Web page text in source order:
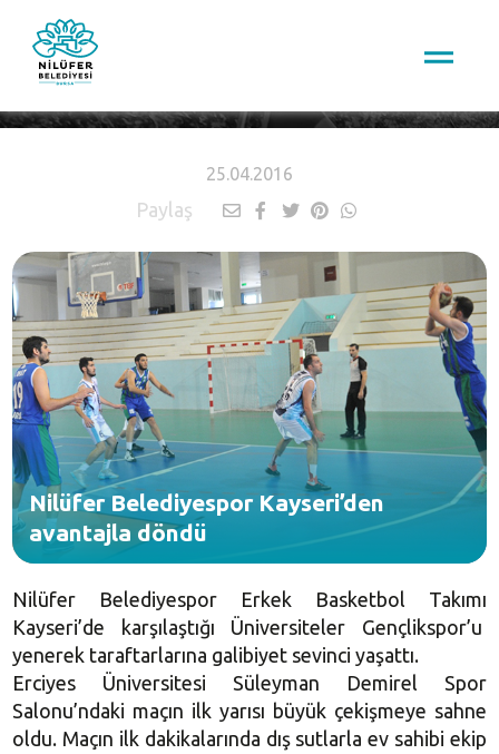
25.04.2016
Paylaş
Nilüfer Belediyespor Kayseri’den
avantajla döndü
Nilüfer Belediyespor Erkek Basketbol Takımı
Kayseri’de karşılaştığı Üniversiteler Gençlikspor’u
yenerek taraftarlarına galibiyet sevinci yaşattı.
Erciyes Üniversitesi Süleyman Demirel Spor
Salonu’ndaki maçın ilk yarısı büyük çekişmeye sahne
oldu. Maçın ilk dakikalarında dış sutlarla ev sahibi ekip